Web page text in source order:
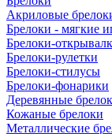
Акриловые
Брелоки - мягкие
Брелоки-
Брелоки-рулетки
Брелоки-стилусы
Брелоки-фонарики
Деревянные
Кожаные брелоки
Металлические